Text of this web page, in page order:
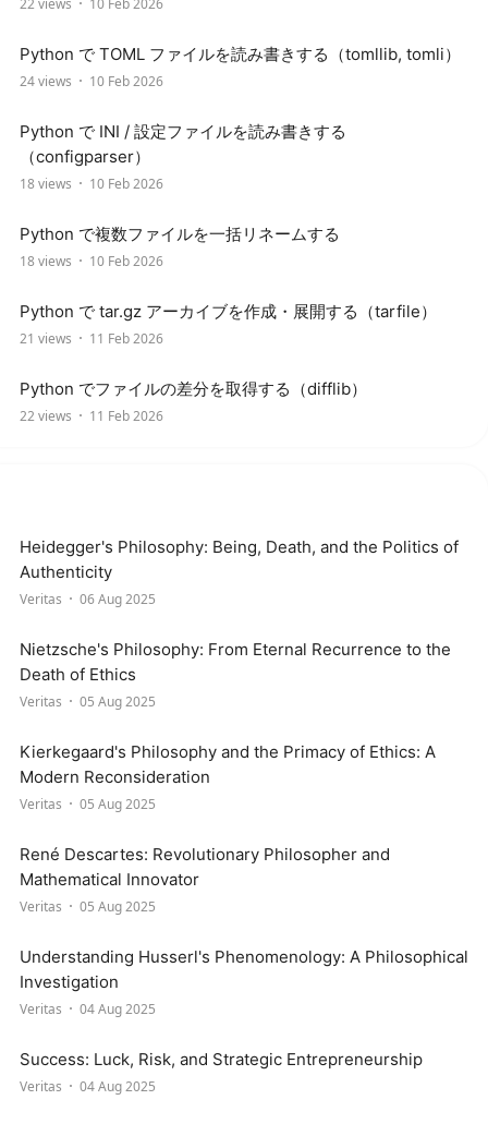
22 views 10 Feb 2026
Python で TOML ファイルを読み書きする（tomllib, tomli）
24 views 10 Feb 2026
Python で INI / 設定ファイルを読み書きする
（configparser）
18 views 10 Feb 2026
Python で複数ファイルを一括リネームする
18 views 10 Feb 2026
Python で tar.gz アーカイブを作成・展開する（tarfile）
21 views 11 Feb 2026
Python でファイルの差分を取得する（difflib）
22 views 11 Feb 2026
Heidegger's Philosophy: Being, Death, and the Politics of
Authenticity
Veritas 06 Aug 2025
Nietzsche's Philosophy: From Eternal Recurrence to the
Death of Ethics
Veritas 05 Aug 2025
Kierkegaard's Philosophy and the Primacy of Ethics: A
Modern Reconsideration
Veritas 05 Aug 2025
René Descartes: Revolutionary Philosopher and
Mathematical Innovator
Veritas 05 Aug 2025
Understanding Husserl's Phenomenology: A Philosophical
Investigation
Veritas 04 Aug 2025
Success: Luck, Risk, and Strategic Entrepreneurship
Veritas 04 Aug 2025